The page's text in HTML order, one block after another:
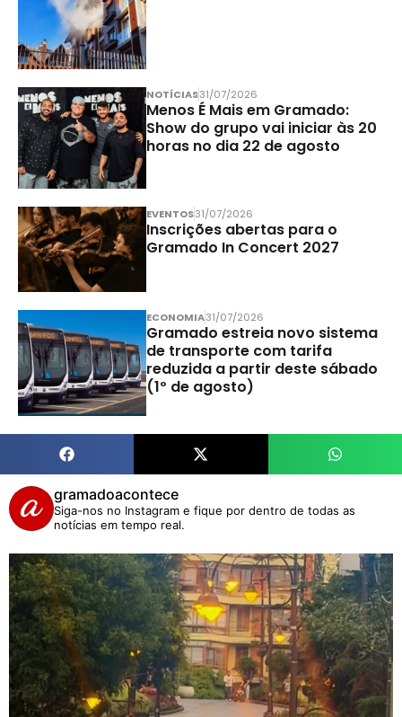
NOTÍCIAS31/07/2026
Menos É Mais em Gramado:
Show do grupo vai iniciar às 20
horas no dia 22 de agosto
EVENTOS31/07/2026
Inscrições abertas para o
Gramado In Concert 2027
ECONOMIA31/07/2026
Gramado estreia novo sistema
de transporte com tarifa
reduzida a partir deste sábado
(1º de agosto)
gramadoacontece
Siga-nos no Instagram e fique por dentro de todas as
notícias em tempo real.